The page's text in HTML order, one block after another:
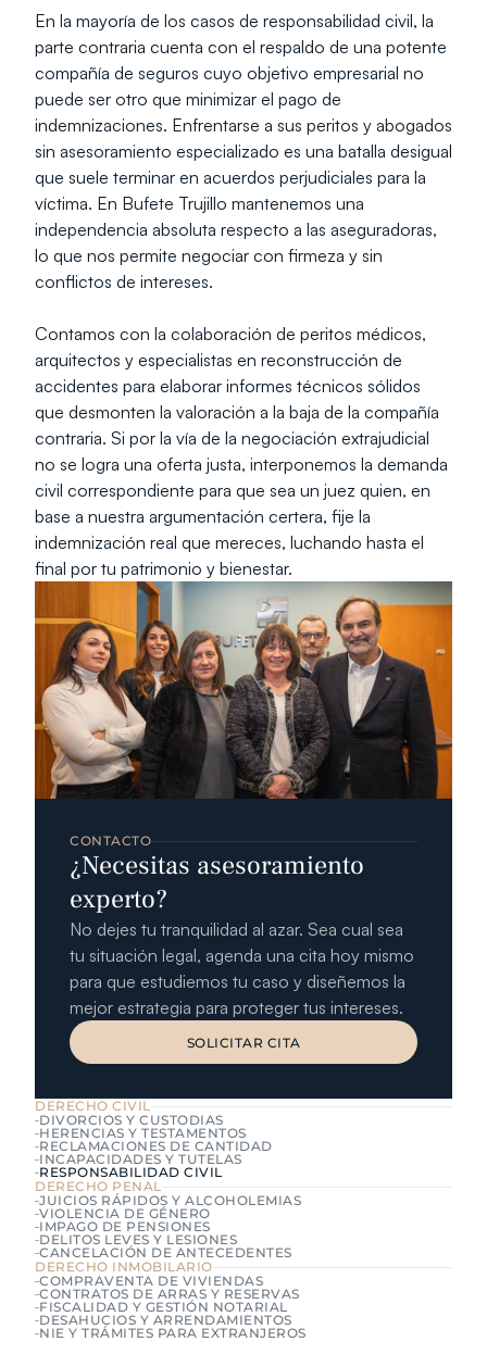
DERECHO CIVIL
DIVORCIOS Y CUSTODIAS
HERENCIAS Y TESTAMENTOS
RECLAMACIONES DE CANTIDAD
INCAPACIDADES Y TUTELAS
RESPONSABILIDAD CIVIL
DERECHO PENAL
JUICIOS RÁPIDOS Y ALCOHOLEMIAS
VIOLENCIA DE GÉNERO
IMPAGO DE PENSIONES
DELITOS LEVES Y LESIONES
CANCELACIÓN DE ANTECEDENTES
DERECHO INMOBILARIO
COMPRAVENTA DE VIVIENDAS
CONTRATOS DE ARRAS Y RESERVAS
FISCALIDAD Y GESTIÓN NOTARIAL
DESAHUCIOS Y ARRENDAMIENTOS
NIE Y TRÁMITES PARA EXTRANJEROS
En la mayoría de los casos de responsabilidad civil, la
parte contraria cuenta con el respaldo de una potente
compañía de seguros cuyo objetivo empresarial no
puede ser otro que minimizar el pago de
indemnizaciones. Enfrentarse a sus peritos y abogados
sin asesoramiento especializado es una batalla desigual
que suele terminar en acuerdos perjudiciales para la
víctima. En Bufete Trujillo mantenemos una
independencia absoluta respecto a las aseguradoras,
lo que nos permite negociar con firmeza y sin
conflictos de intereses.
Contamos con la colaboración de peritos médicos,
arquitectos y especialistas en reconstrucción de
accidentes para elaborar informes técnicos sólidos
que desmonten la valoración a la baja de la compañía
contraria. Si por la vía de la negociación extrajudicial
no se logra una oferta justa, interponemos la demanda
civil correspondiente para que sea un juez quien, en
base a nuestra argumentación certera, fije la
indemnización real que mereces, luchando hasta el
final por tu patrimonio y bienestar.
CONTACTO
¿Necesitas asesoramiento
experto?
No dejes tu tranquilidad al azar. Sea cual sea
tu situación legal, agenda una cita hoy mismo
para que estudiemos tu caso y diseñemos la
mejor estrategia para proteger tus intereses.
SOLICITAR CITA